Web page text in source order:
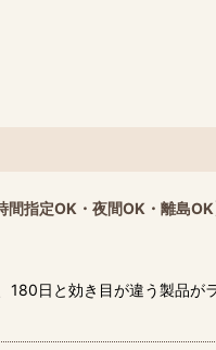
指定OK・夜間OK・離島OK
日と効き目が違う製品が